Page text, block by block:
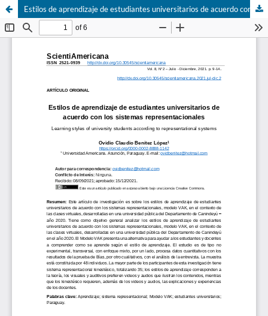
Estilos de aprendizaje de estudiantes universitarios de acuerdo con los sistemas representacionales